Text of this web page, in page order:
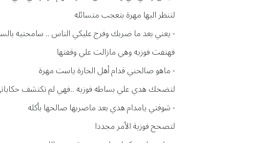
لتنظر اليها مهرة بتعجب متسائله
- يعني بعد ما ضربك وفرج عليكي الناس .. سامحتيه
فهتفت فوزيه وهي مازالت علي وقفتها
- ماهو صالحني قدام أهل الحارة ياست مهرة
لتضحك هدي علي بساطه فوزيه ..فهي لم تكتشف
- شوفتي يامدام هدي بعد ماضربها صالحها بأكله
لتصحح فوزية الأمر مجددا